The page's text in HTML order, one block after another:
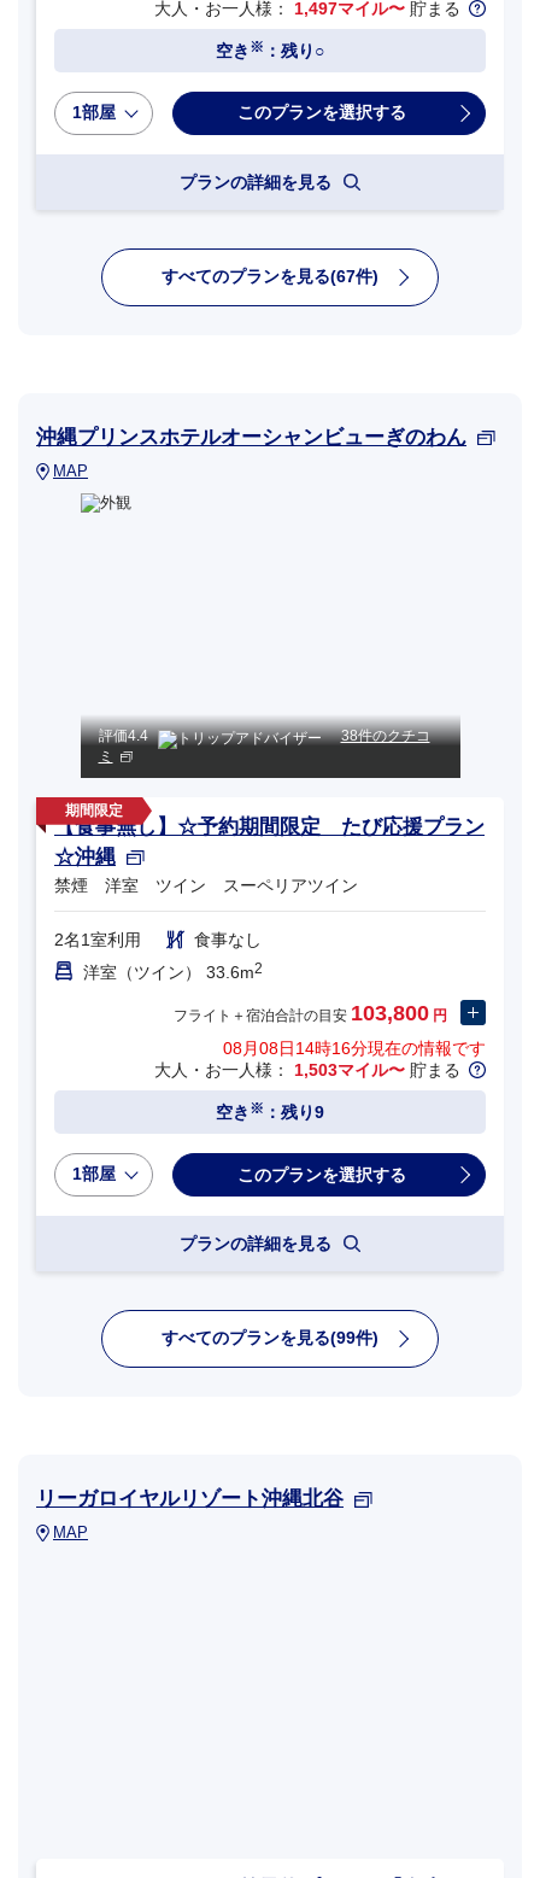
大人・お一人様： 1,497マイル〜 貯まる
空き ※ ：残り○
1部屋
プランの詳細を見る
すべてのプランを見る(67件)
沖縄プリンスホテルオーシャンビューぎのわん
MAP
評価4.4
38件のクチコ
ミ
【食事無し】☆予約期間限定 たび応援プラン
☆沖縄
禁煙 洋室 ツイン スーペリアツイン
2名1室利用
食事なし
洋室（ツイン） 33.6m2
フライト＋宿泊合計の目安 103,800 円
08月08日14時16分現在の情報です
大人・お一人様： 1,503マイル〜 貯まる
空き ※ ：残り9
1部屋
プランの詳細を見る
すべてのプランを見る(99件)
リーガロイヤルリゾート沖縄北谷
MAP